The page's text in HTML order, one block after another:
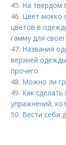
45. На твердом
46. Цвет мокко
цветов в
гамму для
47. Названия
верхней
прочего
48. Можно ли
49. Как
упражнений,
50. Вести себя